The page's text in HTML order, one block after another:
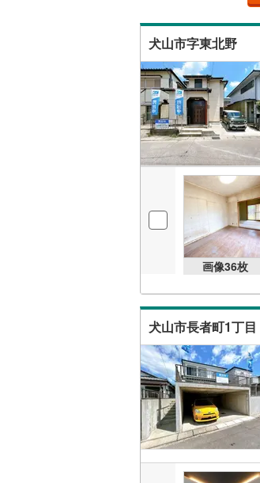
犬山市字東北野
画像36枚
犬山市長者町1丁目
該当物件0
該当物件0
該当物件0
該当物件0
該当物件0
該当物件0